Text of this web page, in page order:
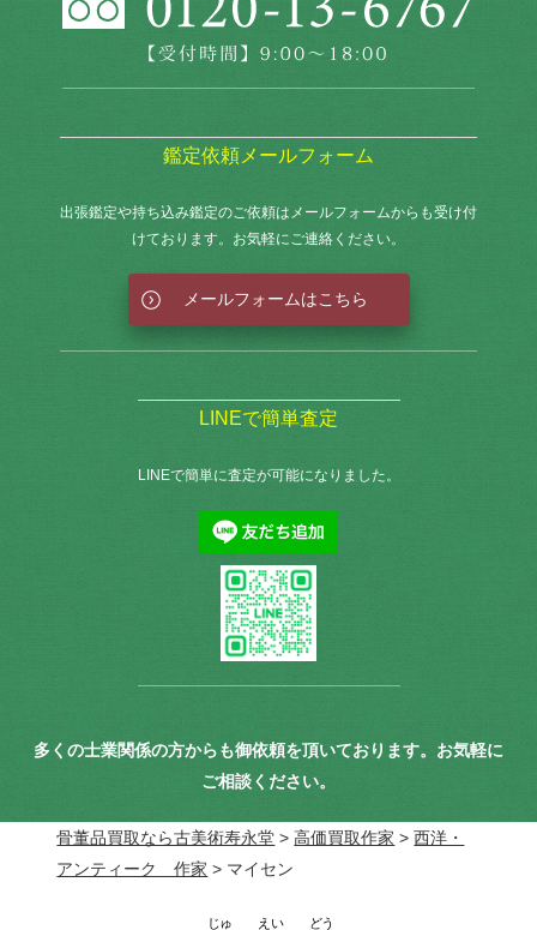
鑑定依頼メールフォーム
出張鑑定や持ち込み鑑定のご依頼はメールフォームからも受け付
けております。お気軽にご連絡ください。
メールフォームはこちら
LINEで簡単査定
LINEで簡単に査定が可能になりました。
多くの士業関係の方からも御依頼を頂いております。お気軽に
ご相談ください。
骨董品買取なら古美術寿永堂 >高価買取作家 >西洋・
アンティーク 作家 > マイセン